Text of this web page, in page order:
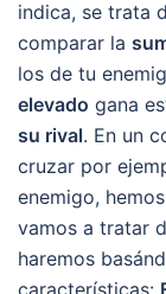
indica, se trata
comparar la
los de tu
elevado gana
su rival. En un
cruzar por
enemigo,
vamos a tratar
haremos
características: